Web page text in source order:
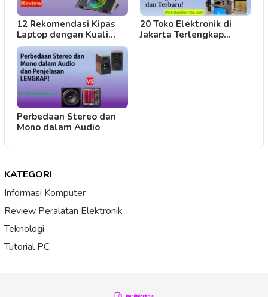
12 Rekomendasi Kipas
Laptop dengan Kuali…
20 Toko Elektronik di
Jakarta Terlengkap…
Perbedaan Stereo dan
Mono dalam Audio
KATEGORI
Informasi Komputer
Review Peralatan Elektronik
Teknologi
Tutorial PC